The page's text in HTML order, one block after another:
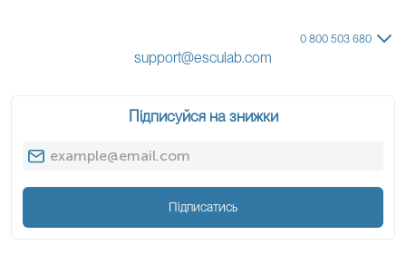
0 800 503 680
support@esculab.com
Підписуйся на знижки
Підписатись